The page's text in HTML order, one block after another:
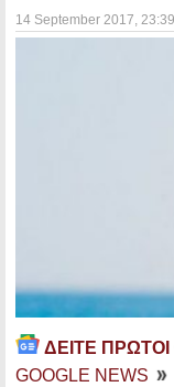
14 September 2017 , 23:39
ΔΕΙΤΕ ΠΡΩΤΟΙ
GOOGLE NEWS